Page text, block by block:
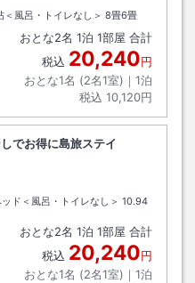
風呂・トイレなし＞ 8畳6畳
おとな2名 1泊 1部屋 合計
税込 20,240円
おとな1名 (2名1室)｜ 1泊
税込 10,120円
でお得に島旅ステイ
ド＜風呂・トイレなし＞ 10.94
おとな2名 1泊 1部屋 合計
税込 20,240円
おとな1名 (2名1室)｜ 1泊